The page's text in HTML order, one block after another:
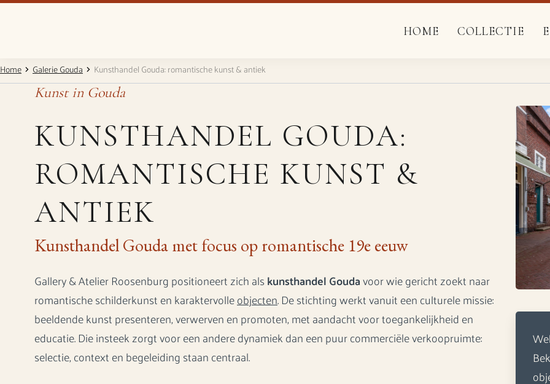
HOME COLLECTIE
Home Galerie Gouda Kunsthandel Gouda: romantische kunst & antiek
Kunst in Gouda
KUNSTHANDEL GOUDA:
ROMANTISCHE KUNST &
ANTIEK
Kunsthandel Gouda met focus op romantische 19e eeuw
Gallery & Atelier Roosenburg positioneert zich alskunsthandel Goudavoor wie gericht zoekt naar
romantische schilderkunst en karaktervolleobjecten. De stichting werkt vanuit een culturele missie:
beeldende kunst presenteren, verwerven en promoten, met aandacht voor toegankelijkheid en
educatie. Die insteek zorgt voor een andere dynamiek dan een puur commerciële verkoopruimte:
selectie, context en begeleiding staan centraal.